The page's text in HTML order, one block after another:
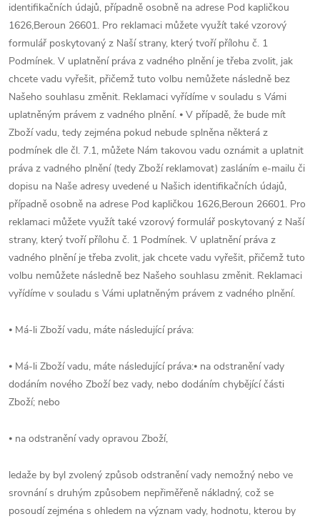
identifikačních údajů, případně osobně na adrese Pod kapličkou
1626,Beroun 26601. Pro reklamaci můžete využít také vzorový
formulář poskytovaný z Naší strany, který tvoří přílohu č. 1
Podmínek. V uplatnění práva z vadného plnění je třeba zvolit, jak
chcete vadu vyřešit, přičemž tuto volbu nemůžete následně bez
Našeho souhlasu změnit. Reklamaci vyřídíme v souladu s Vámi
uplatněným právem z vadného plnění. ⦁ V případě, že bude mít
Zboží vadu, tedy zejména pokud nebude splněna některá z
podmínek dle čl. 7.1, můžete Nám takovou vadu oznámit a uplatnit
práva z vadného plnění (tedy Zboží reklamovat) zasláním e-mailu či
dopisu na Naše adresy uvedené u Našich identifikačních údajů,
případně osobně na adrese Pod kapličkou 1626,Beroun 26601. Pro
reklamaci můžete využít také vzorový formulář poskytovaný z Naší
strany, který tvoří přílohu č. 1 Podmínek. V uplatnění práva z
vadného plnění je třeba zvolit, jak chcete vadu vyřešit, přičemž tuto
volbu nemůžete následně bez Našeho souhlasu změnit. Reklamaci
vyřídíme v souladu s Vámi uplatněným právem z vadného plnění.
⦁ Má-li Zboží vadu, máte následující práva:
⦁ Má-li Zboží vadu, máte následující práva:⦁ na odstranění vady
dodáním nového Zboží bez vady, nebo dodáním chybějící části
Zboží; nebo
⦁ na odstranění vady opravou Zboží,
ledaže by byl zvolený způsob odstranění vady nemožný nebo ve
srovnání s druhým způsobem nepřiměřeně nákladný, což se
posoudí zejména s ohledem na význam vady, hodnotu, kterou by